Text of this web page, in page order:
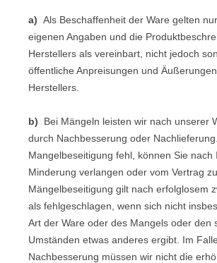
a) Als Beschaffenheit der Ware gelten
eigenen Angaben und die
Herstellers als vereinbart, nicht jedoch
öffentliche Anpreisungen und
Herstellers.
b) Bei Mängeln leisten wir nach unserer
durch Nachbesserung oder
Mangelbeseitigung fehl, können Sie nach
Minderung verlangen oder vom Vertrag
Mängelbeseitigung gilt nach erfolglosem
als fehlgeschlagen, wenn sich nicht
Art der Ware oder des Mangels oder den
Umständen etwas anderes ergibt. Im
Nachbesserung müssen wir nicht die